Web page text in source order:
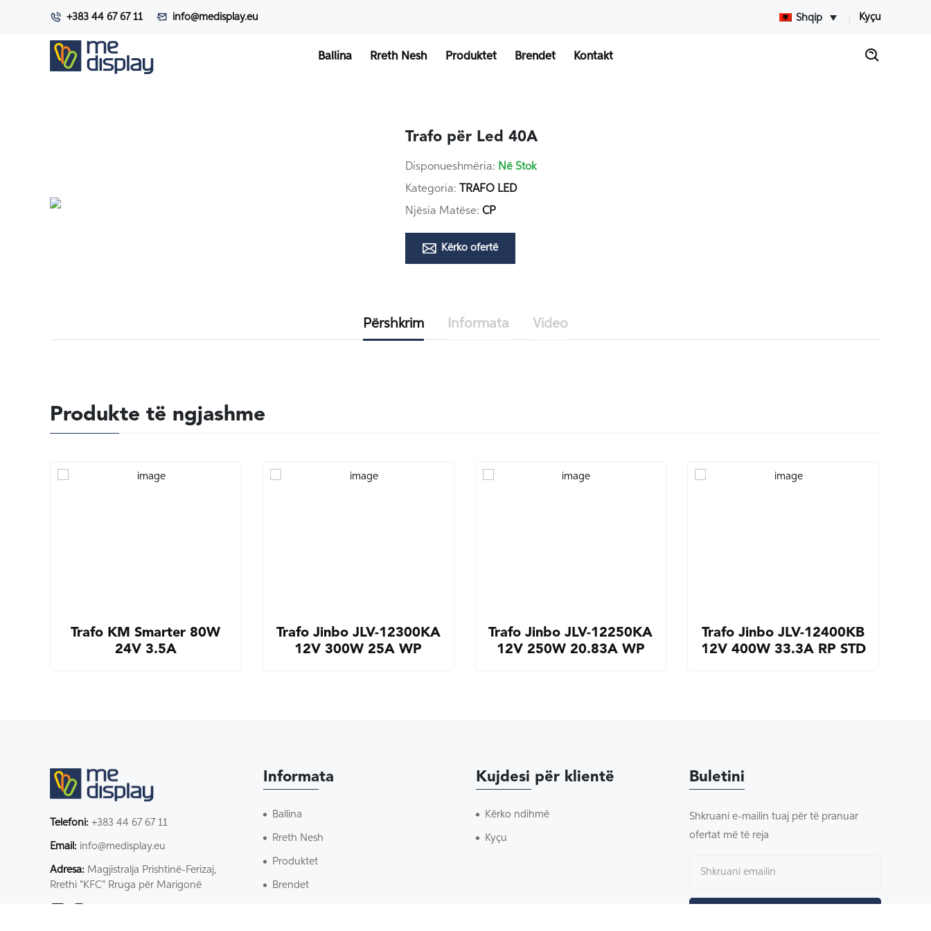
+383 44 67 67 11 info@medisplay.eu Shqip Kyçu
Ballina Rreth Nesh Produktet Brendet Kontakt
Trafo për Led 40A
Disponueshmëria: Në Stok
Kategoria: TRAFO LED
Njësia Matëse: CP
Kërko ofertë
Përshkrim Informata Video
Produkte të ngjashme
Trafo KM Smarter 80W
24V 3.5A
Trafo Jinbo JLV-12300KA
12V 300W 25A WP
Trafo Jinbo JLV-12250KA
12V 250W 20.83A WP
Trafo Jinbo JLV-12400KB
12V 400W 33.3A RP STD
Telefoni: +383 44 67 67 11
Email: info@medisplay.eu
Adresa: Magjistralja Prishtinë-Ferizaj,
Rrethi "KFC" Rruga për Marigonë
Informata
Ballina
Rreth Nesh
Produktet
Brendet
Kujdesi për klientë
Kërko ndihmë
Kyçu
Buletini
Shkruani e-mailin tuaj për të pranuar
ofertat më të reja